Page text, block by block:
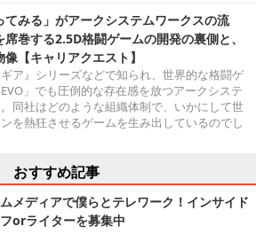
てみる」がアークシステムワークスの流
巻する2.5D格闘ゲームの開発の裏側と、
【キャリアクエスト】
ギア』シリーズなどで知られ、世界的な格闘ゲ
」でも圧倒的な存在感を放つアークシステ
同社はどのような組織体制で、いかにして世
を熱狂させるゲームを生み出しているのでし
おすすめ記事
ムメディアで僕らとテレワーク！インサイド
orライターを募集中